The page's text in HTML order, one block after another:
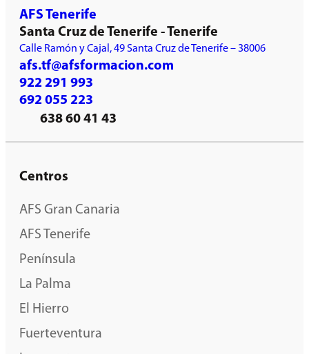
AFS Tenerife
Santa Cruz de Tenerife - Tenerife
Calle Ramón y Cajal, 49 Santa Cruz de Tenerife – 38006
afs.tf@afsformacion.com
922 291 993
692 055 223
638 60 41 43
Centros
AFS Gran Canaria
AFS Tenerife
Península
La Palma
El Hierro
Fuerteventura